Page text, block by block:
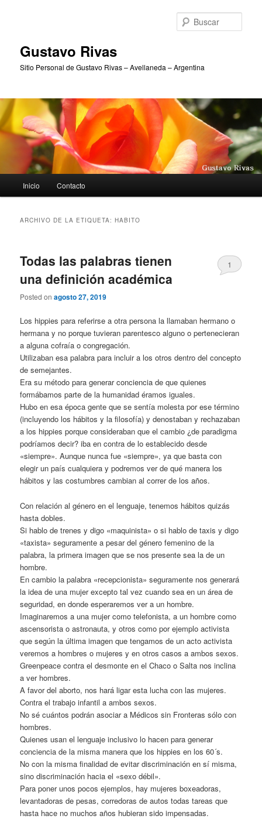
Gustavo Rivas
Sitio Personal de Gustavo Rivas – Avellaneda – Argentina
principal
Inicio Contacto
ARCHIVO DE LA ETIQUETA:HABITO
Todas las palabras tienen
una definición académica
Posted onagosto 27, 2019
1
Los hippies para referirse a otra persona la llamaban hermano o
hermana y no porque tuvieran parentesco alguno o pertenecieran
a alguna cofraía o congregación.
Utilizaban esa palabra para incluir a los otros dentro del concepto
de semejantes.
Era su método para generar conciencia de que quienes
formábamos parte de la humanidad éramos iguales.
Hubo en esa época gente que se sentía molesta por ese término
(incluyendo los hábitos y la filosofía) y denostaban y rechazaban
a los hippies porque consideraban que el cambio ¿de paradigma
podríamos decir? iba en contra de lo establecido desde
«siempre». Aunque nunca fue «siempre», ya que basta con
elegir un país cualquiera y podremos ver de qué manera los
hábitos y las costumbres cambian al correr de los años.
Con relación al género en el lenguaje, tenemos hábitos quizás
hasta dobles.
Si hablo de trenes y digo «maquinista» o si hablo de taxis y digo
«taxista» seguramente a pesar del género femenino de la
palabra, la primera imagen que se nos presente sea la de un
hombre.
En cambio la palabra «recepcionista» seguramente nos generará
la idea de una mujer excepto tal vez cuando sea en un área de
seguridad, en donde esperaremos ver a un hombre.
Imaginaremos a una mujer como telefonista, a un hombre como
ascensorista o astronauta, y otros como por ejemplo activista
que según la última imagen que tengamos de un acto activista
veremos a hombres o mujeres y en otros casos a ambos sexos.
Greenpeace contra el desmonte en el Chaco o Salta nos inclina
a ver hombres.
A favor del aborto, nos hará ligar esta lucha con las mujeres.
Contra el trabajo infantil a ambos sexos.
No sé cuántos podrán asociar a Médicos sin Fronteras sólo con
hombres.
Quienes usan el lenguaje inclusivo lo hacen para generar
conciencia de la misma manera que los hippies en los 60´s.
No con la misma finalidad de evitar discriminación en sí misma,
sino discriminación hacia el «sexo débil».
Para poner unos pocos ejemplos, hay mujeres boxeadoras,
levantadoras de pesas, corredoras de autos todas tareas que
hasta hace no muchos años hubieran sido impensadas.